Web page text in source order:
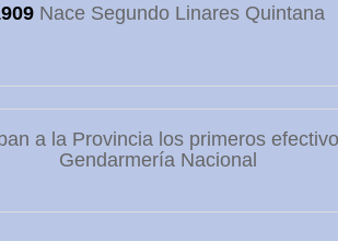
Nace Segundo Linares Quintana
a la Provincia los primeros
Gendarmería Nacional